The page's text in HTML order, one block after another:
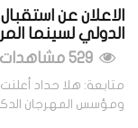
الاعلان عن
الدولي لسينما
متابعة: هلا حداد أعلنت
ومؤسس المهرجان